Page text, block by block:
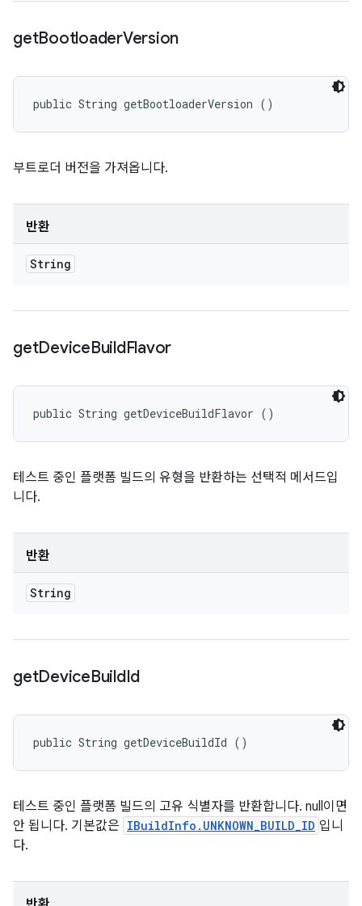
getBootloaderVersion
public String getBootloaderVersion ()
부트로더 버전을 가져옵니다.
반환
String
getDeviceBuildFlavor
public String getDeviceBuildFlavor ()
테스트 중인 플랫폼 빌드의 유형을 반환하는 선택적 메서드입
니다.
반환
String
getDeviceBuildId
public String getDeviceBuildId ()
테스트 중인 플랫폼 빌드의 고유 식별자를 반환합니다. null이면
안 됩니다. 기본값은 IBuildInfo.UNKNOWN_BUILD_ID 입니
다.